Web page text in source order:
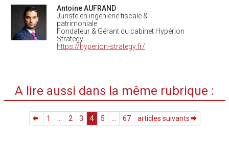
Antoine AUFRAND
Juriste en ingénierie fiscale &
patrimoniale
Fondateur & Gérant du cabinet Hypérion
Strategy
https://hyperion-strategy.fr/
A lire aussi dans la même rubrique :
1 2 3 4 5 67 articles suivants